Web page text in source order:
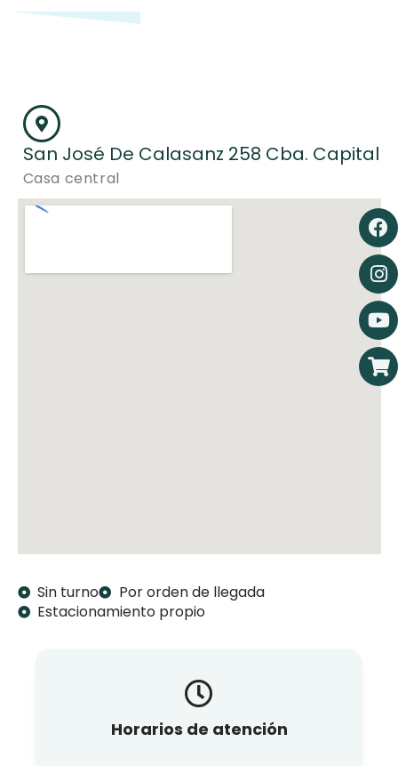
San José De Calasanz 258 Cba. Capital
Casa central
Sin turno
Por orden de llegada
Estacionamiento propio
Horarios de atención